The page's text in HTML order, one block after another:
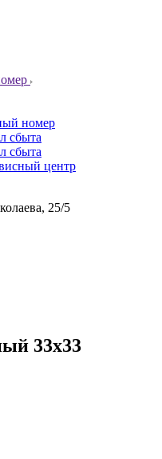
номер
сбыта
сбыта
центр
25/5
33х33